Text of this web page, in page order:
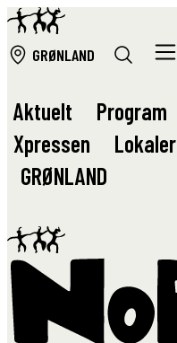
GRØNLAND
Aktuelt
Program
Xpressen
Lokaler
GRØNLAND